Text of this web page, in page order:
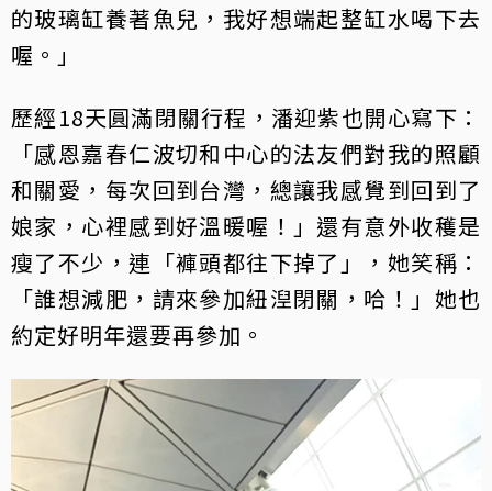
的玻璃缸養著魚兒，我好想端起整缸水喝下去
喔。」
歷經18天圓滿閉關行程，潘迎紫也開心寫下：
「感恩嘉春仁波切和中心的法友們對我的照顧
和關愛，每次回到台灣，總讓我感覺到回到了
娘家，心裡感到好溫暖喔！」還有意外收穫是
瘦了不少，連「褲頭都往下掉了」，她笑稱：
「誰想減肥，請來參加紐湼閉關，哈！」她也
約定好明年還要再參加。